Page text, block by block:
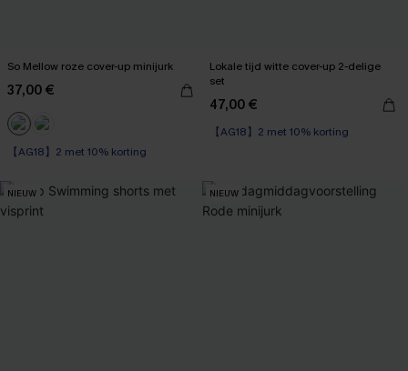
So Mellow roze cover-up minijurk
37,00 €
【AG18】2 met 10% korting
Lokale tijd witte cover-up 2-delige
set
47,00 €
【AG18】2 met 10% korting
NIEUW NIEUW